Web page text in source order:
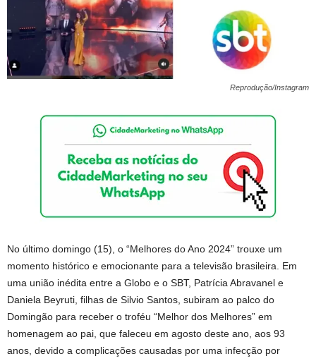
Reprodução/Instagram
No último domingo (15), o “Melhores do Ano 2024” trouxe um
momento histórico e emocionante para a televisão brasileira. Em
uma união inédita entre a Globo e o SBT, Patrícia Abravanel e
Daniela Beyruti, filhas de Silvio Santos, subiram ao palco do
Domingão para receber o troféu “Melhor dos Melhores” em
homenagem ao pai, que faleceu em agosto deste ano, aos 93
anos, devido a complicações causadas por uma infecção por